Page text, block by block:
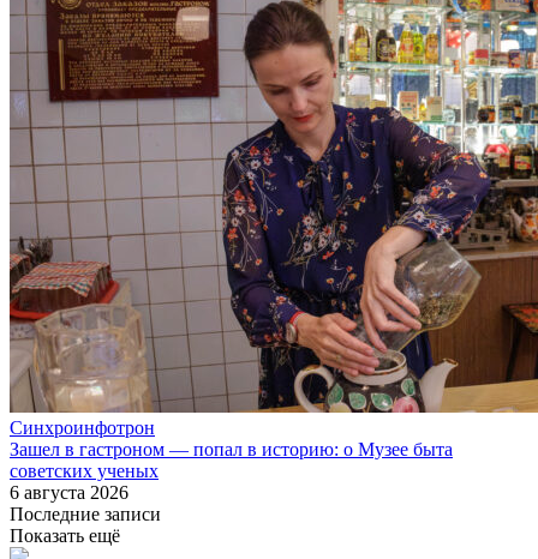
Синхроинфотрон
Зашел в гастроном — попал в историю: о Музее быта
советских ученых
6 августа 2026
Последние записи
Показать ещё